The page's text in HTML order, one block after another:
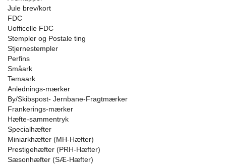
Jule brev/kort
FDC
Uofficelle FDC
Stempler og Postale ting
Stjernestempler
Perfins
Småark
Temaark
Anlednings-mærker
By/Skibspost- Jernbane-Fragtmærker
Frankerings-mærker
Hæfte-sammentryk
Specialhæfter
Miniarkhæfter (MH-Hæfter)
Prestigehæfter (PRH-Hæfter)
Sæsonhæfter (SÆ-Hæfter)